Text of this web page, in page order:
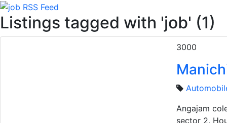
Listings tagged with 'job' (1)
3000
Angajam
sector 2.